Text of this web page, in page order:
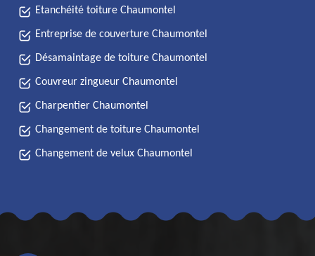
Etanchéité toiture Chaumontel
Entreprise de couverture Chaumontel
Désamaintage de toiture Chaumontel
Couvreur zingueur Chaumontel
Charpentier Chaumontel
Changement de toiture Chaumontel
Changement de velux Chaumontel